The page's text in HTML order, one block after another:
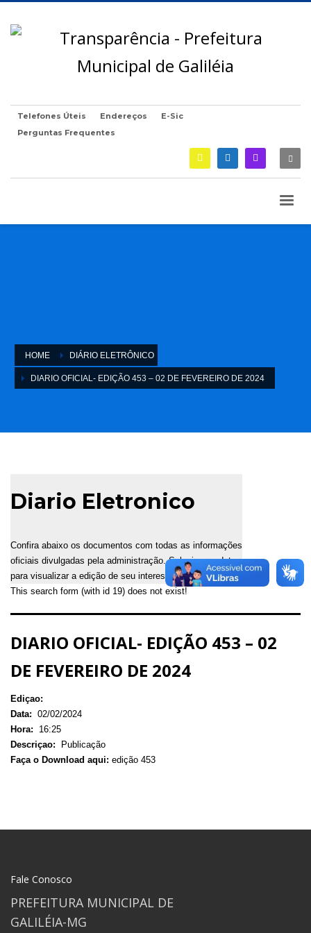
Telefones Úteis Endereços
E-Sic
Perguntas Frequentes
HOME DIÁRIO ELETRÔNICO
DIARIO OFICIAL- EDIÇÃO 453 – 02 DE FEVEREIRO DE 2024
Diario Eletronico
Confira abaixo os documentos com todas as informações
oficiais divulgadas pela administração. Selecione a data
para visualizar a edição de seu interesse.
This search form (with id 19) does not exist!
DIARIO OFICIAL- EDIÇÃO 453 – 02
DE FEVEREIRO DE 2024
Ediçao:
Data: 02/02/2024
Hora:
16:25
Descriçao:
Publicação
Faça o Download aqui: edição 453
Fale Conosco
PREFEITURA MUNICIPAL DE
GALILÉIA-MG